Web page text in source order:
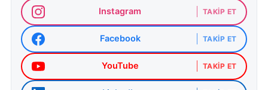
Instagram TAKIP ET
Facebook TAKIP ET
YouTube TAKIP ET